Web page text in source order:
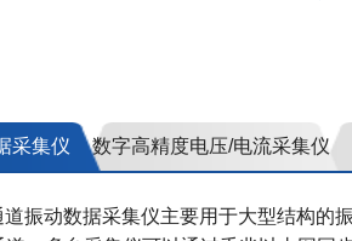
采集仪 数字高精度电压/电流采集仪
道振动数据采集仪主要用于大型结构的